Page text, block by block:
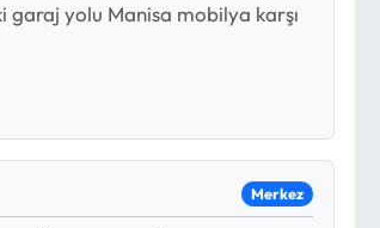
garaj yolu Manisa mobilya karşı
Merkez